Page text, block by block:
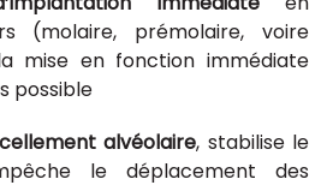
(molaire, prémolaire, voire
mise en fonction immédiate
possible
alvéolaire, stabilise le
le déplacement des